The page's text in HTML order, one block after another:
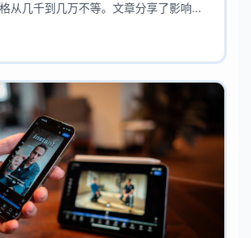
从几千到几万不等。文章分享了影响价
否则可能像案例里那样花了冤枉钱。总